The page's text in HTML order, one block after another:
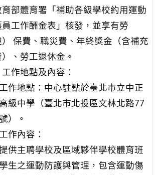
部體育署「補助各級學校約用運動
員工作酬金表」核發，並享有勞
） 保費、職災費、年終獎金（含補充
、勞工退休金。
工作地點及內容：
工作地點：中心駐點於臺北市立中正
高級中學（臺北市北投區文林北路77
）。
工作內容：
供主聘學校及區域夥伴學校體育班
學生之運動防護與管理，包含運動傷